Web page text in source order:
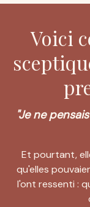
Voici
"Je ne
Et pourtant,
qu'elles
l'ont ressenti :